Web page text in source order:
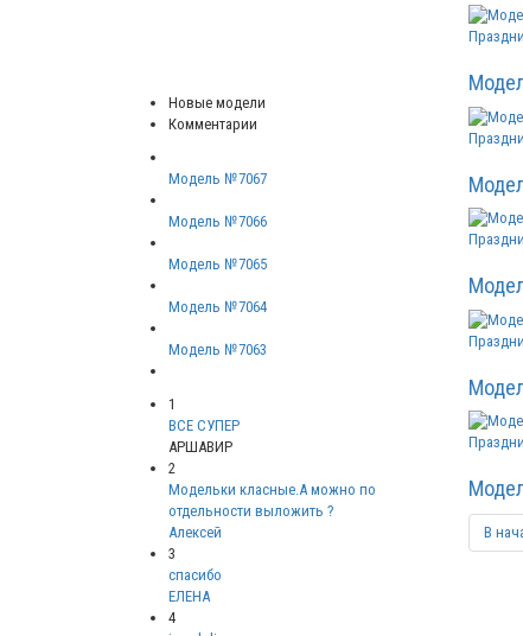
Новые модели
Комментарии
Модель №7067
Модель №7066
Модель №7065
Модель №7064
Модель №7063
1
ВСЕ СУПЕР
АРШАВИР
2
Модельки класные.А можно по
отдельности выложить ?
Алексей
3
спасибо
ЕЛЕНА
4
В